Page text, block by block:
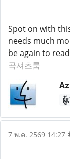
Spot on with
needs much
be again to
곡셔츠룸
ผู้
7 พ.ค. 2569 14:27